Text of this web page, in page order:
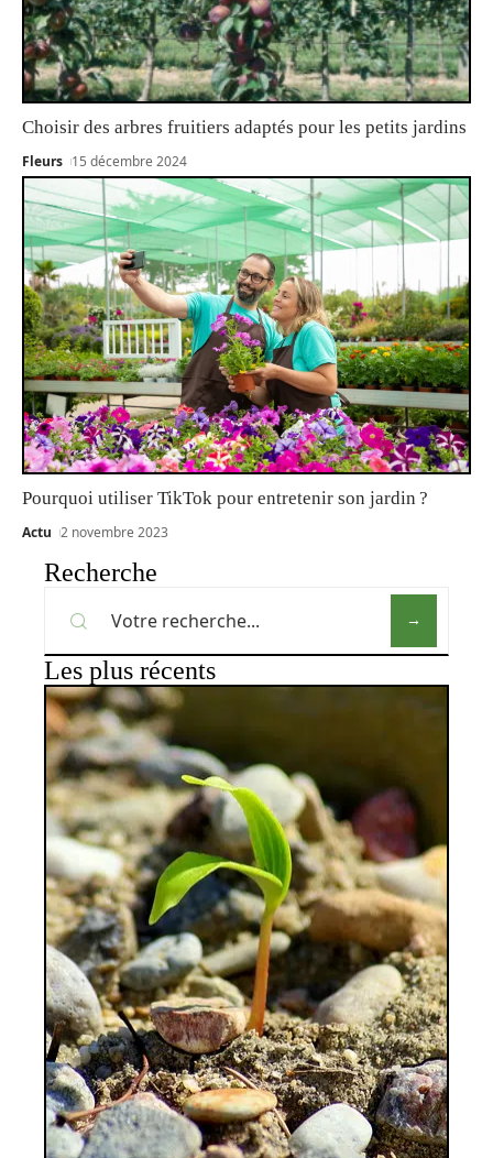
Choisir des arbres fruitiers adaptés pour les petits jardins
Fleurs 15 décembre 2024
Pourquoi utiliser TikTok pour entretenir son jardin ?
Actu 2 novembre 2023
Recherche
Les plus récents